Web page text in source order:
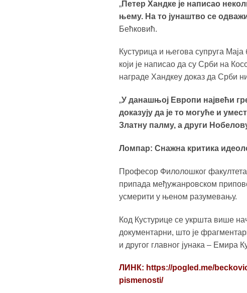
„Петер Хандке је написао
њему. На то јунаштво се
Бећковић.
Кустурица и његова супруга
који је написао да су Срби на
награде Хандкеу доказ да Срби
„У данашњој Европи највећи
доказују да је то могуће и
Златну палму, а други
Ломпар: Снажна критика
Професор Филолошког
припада међужанровском
усмерити у њеном разумевању.
Код Кустурице се укршта више
документарни, што је
и другог главног јунака – Емира
ЛИНК: https://pogled.me/
pismenosti/